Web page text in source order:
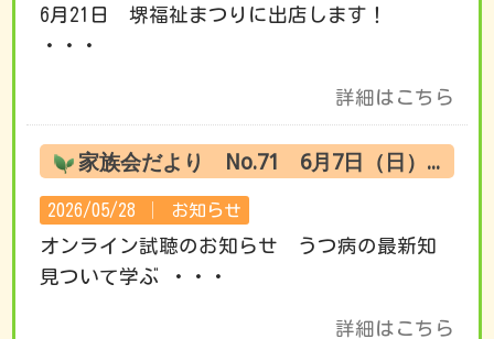
6月21日 堺福祉まつりに出店します！
・・・
詳細はこちら
家族会だより No.71 6月7日（日） オンライン試聴のお知らせ
2026/05/28 │ お知らせ
オンライン試聴のお知らせ うつ病の最新知
見ついて学ぶ ・・・
詳細はこちら